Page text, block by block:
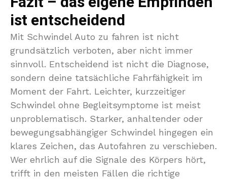
ist entscheidend
Mit Schwindel Auto zu fahren ist nicht
grundsätzlich verboten, aber nicht immer
sinnvoll. Entscheidend ist nicht die Diagnose,
sondern deine tatsächliche Fahrfähigkeit im
Moment der Fahrt. Leichter, kurzzeitiger
Schwindel ohne Begleitsymptome ist meist
unproblematisch. Starker, anhaltender oder
bewegungsabhängiger Schwindel hingegen ein
klares Zeichen, das Autofahren zu verschieben.
Wer ehrlich auf die Signale des Körpers hört,
trifft in den meisten Fällen die richtige